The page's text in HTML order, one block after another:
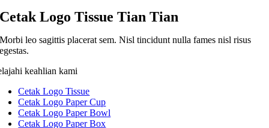
Cetak Logo Tissue Tian Tian
Morbi leo sagittis placerat sem. Nisl tincidunt nulla fames nisl risus
egestas.
keahlian kami
Cetak Logo Tissue
Cetak Logo Paper Cup
Cetak Logo Paper Bowl
Cetak Logo Paper Box